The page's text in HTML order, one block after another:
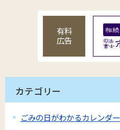
有料
広告
カテゴリー
ごみの日がわかるカレンダ